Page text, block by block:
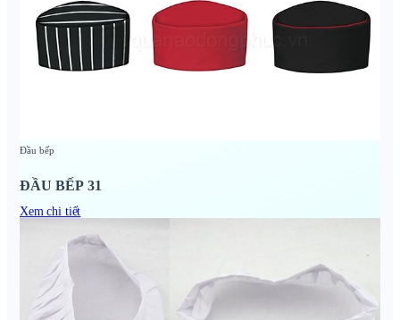
Đầu bếp
ĐẦU BẾP 31
Xem chi tiết